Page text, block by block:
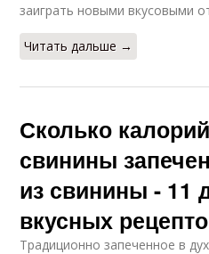
заиграть новыми вкусовыми
Читать дальше →
Сколько
свинины
из свинины - 11
вкусных
Традиционно запеченное в